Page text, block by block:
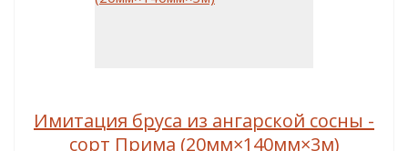
Имитация бруса из ангарской сосны -
сорт Прима (20мм×140мм×3м)